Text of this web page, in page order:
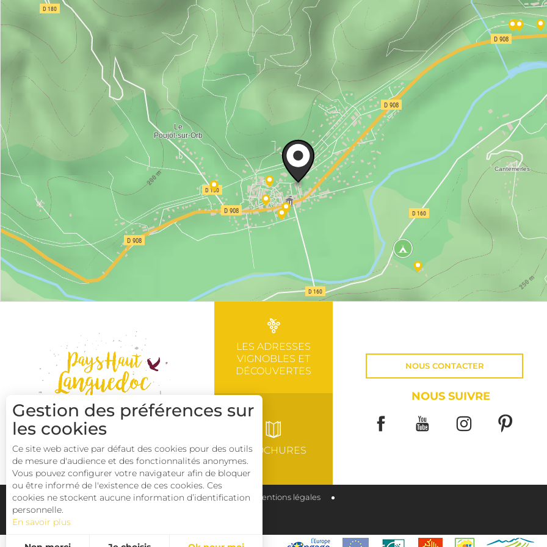
LES ADRESSES
VIGNOBLES ET
DÉCOUVERTES
BROCHURES
NOUS CONTACTER
NOUS SUIVRE
Plan du site Pays Haut Languedoc et Vignobles Mentions légales
Déclaration d'accessibilité
Gestion des préférences sur
les cookies
Ce site web active par défaut des cookies pour des outils
de mesure d'audience et des fonctionnalités anonymes.
Vous pouvez configurer votre navigateur afin de bloquer
ou être informé de l'existence de ces cookies. Ces
cookies ne stockent aucune information d’identification
personnelle.
En savoir plus